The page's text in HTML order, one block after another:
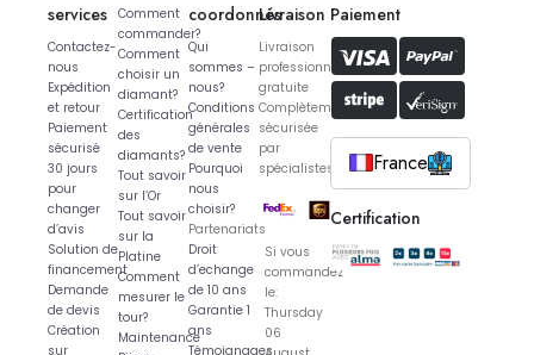
services
Contactez-
nous
Expédition
et retour
Paiement
sécurisé
30 jours
pour
changer
d’avis
Solution de
financement
Demande
de devis
Création
sur
Comment
commander?
Comment
choisir un
diamant?
Certification
des
diamants?
Tout savoir
sur l’Or
Tout savoir
sur la
Platine
Comment
mesurer le
tour?
Maintenance
coordonnés
Qui
sommes –
nous?
Conditions
générales
de vente
Pourquoi
nous
choisir?
Partenariats
Droit
d’echange
de 10 ans
Garantie 1
ans
Témoignages
Livraison
Livraison
professionnelle
gratuite
Complètement
sécurisée
par
spécialistes
Si vous
commandez
le:
Thursday
06
Paiement
France
Certification